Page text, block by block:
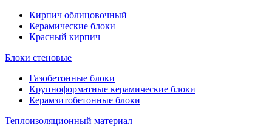
Кирпич облицовочный
Керамические блоки
Красный кирпич
Блоки стеновые
Газобетонные блоки
Крупноформатные керамические блоки
Керамзитобетонные блоки
Теплоизоляционный материал